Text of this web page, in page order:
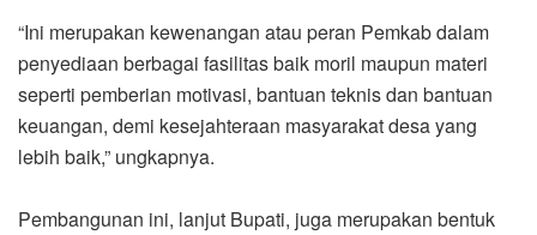
“Ini merupakan kewenangan atau peran Pemkab dalam
penyediaan berbagai fasilitas baik moril maupun materi
seperti pemberian motivasi, bantuan teknis dan bantuan
keuangan, demi kesejahteraan masyarakat desa yang
lebih baik,” ungkapnya.
Pembangunan ini, lanjut Bupati, juga merupakan bentuk